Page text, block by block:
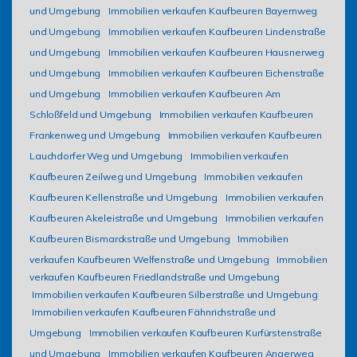
und Umgebung
Immobilien verkaufen Kaufbeuren Bayernweg
und Umgebung
Immobilien verkaufen Kaufbeuren Lindenstraße
und Umgebung
Immobilien verkaufen Kaufbeuren Hausnerweg
und Umgebung
Immobilien verkaufen Kaufbeuren Eichenstraße
und Umgebung
Immobilien verkaufen Kaufbeuren Am
Schloßfeld und Umgebung
Immobilien verkaufen Kaufbeuren
Frankenweg und Umgebung
Immobilien verkaufen Kaufbeuren
Lauchdorfer Weg und Umgebung
Immobilien verkaufen
Kaufbeuren Zeilweg und Umgebung
Immobilien verkaufen
Kaufbeuren Kellenstraße und Umgebung
Immobilien verkaufen
Kaufbeuren Akeleistraße und Umgebung
Immobilien verkaufen
Kaufbeuren Bismarckstraße und Umgebung
Immobilien
verkaufen Kaufbeuren Welfenstraße und Umgebung
Immobilien
verkaufen Kaufbeuren Friedlandstraße und Umgebung
Immobilien verkaufen Kaufbeuren Silberstraße und Umgebung
Immobilien verkaufen Kaufbeuren Fähnrichstraße und
Umgebung
Immobilien verkaufen Kaufbeuren Kurfürstenstraße
und Umgebung
Immobilien verkaufen Kaufbeuren Angerweg